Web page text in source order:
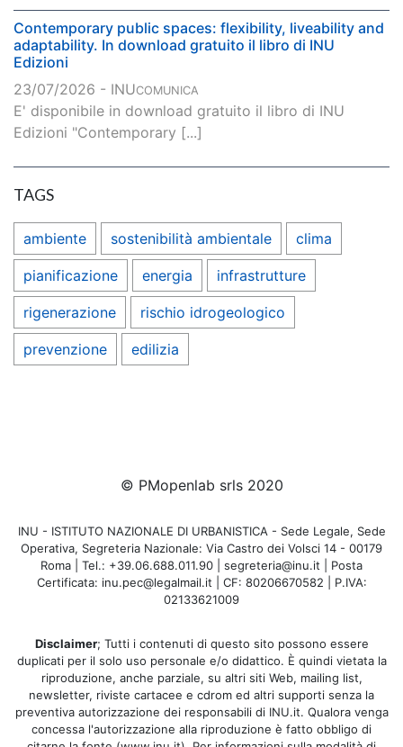
Contemporary public spaces: flexibility, liveability and
adaptability. In download gratuito il libro di INU
Edizioni
23/07/2026 - INUCOMUNICA
E' disponibile in download gratuito il libro di INU
Edizioni "Contemporary [...]
TAGS
ambiente sostenibilità ambientale clima
pianificazione energia infrastrutture
rigenerazione rischio idrogeologico
prevenzione edilizia
© PMopenlab srls 2020
INU - ISTITUTO NAZIONALE DI URBANISTICA - Sede Legale, Sede
Operativa, Segreteria Nazionale: Via Castro dei Volsci 14 - 00179
Roma | Tel.: +39.06.688.011.90 | segreteria@inu.it | Posta
Certificata: inu.pec@legalmail.it | CF: 80206670582 | P.IVA:
02133621009
Disclaimer; Tutti i contenuti di questo sito possono essere
duplicati per il solo uso personale e/o didattico. È quindi vietata la
riproduzione, anche parziale, su altri siti Web, mailing list,
newsletter, riviste cartacee e cdrom ed altri supporti senza la
preventiva autorizzazione dei responsabili di INU.it. Qualora venga
concessa l'autorizzazione alla riproduzione è fatto obbligo di